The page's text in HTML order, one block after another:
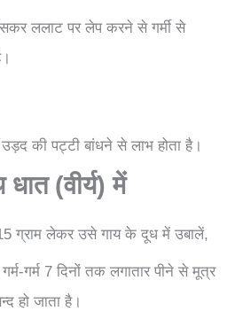
ललाट पर लेप करने से गर्मी से
की पट्टी बांधने से लाभ होता है।
(वीर्य) में
ग्राम लेकर उसे गाय के दूध में उबालें,
गर्म 7 दिनों तक लगातार पीने से मूत्र
हो जाता है।